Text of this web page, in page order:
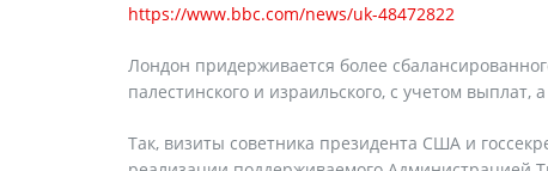
https://www.bbc.com/news/uk-48472822
Лондон придерживается более
палестинского и израильского, с учетом
Так, визиты советника президента США и